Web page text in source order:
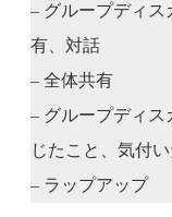
– グループディ
有、対話
– 全体共有
– グループディ
じたこと、気付
– ラップアップ